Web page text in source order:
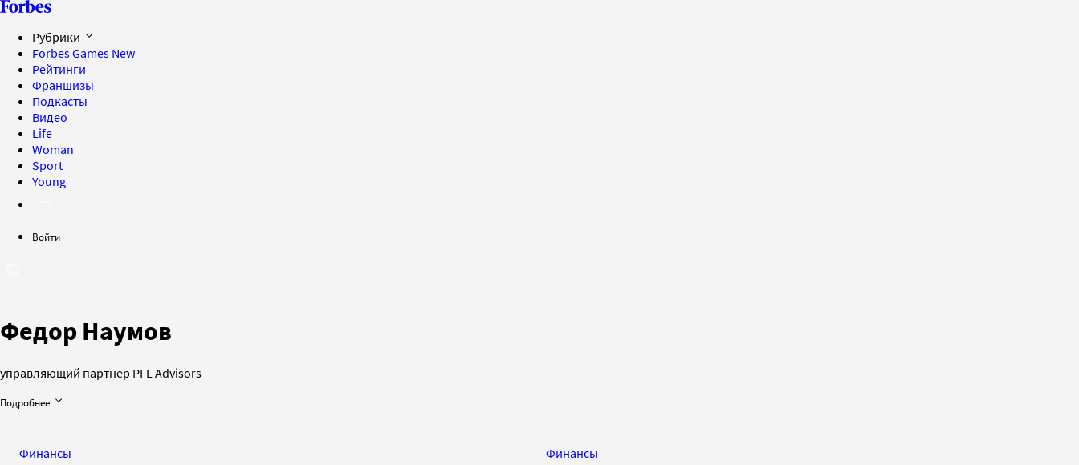
Рубрики
Forbes Games New
Рейтинги
Франшизы
Подкасты
Видео
Life
Woman
Sport
Young
Войти
Федор Наумов
управляющий партнер PFL Advisors
Подробнее
Финансы Финансы